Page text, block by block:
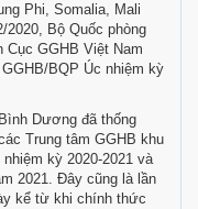
Phi, Somalia, Mali
Bộ Quốc phòng
Cục GGHB Việt Nam
BQP Úc nhiệm kỳ
Dương đã thống
Trung tâm GGHB khu
kỳ 2020-2021 và
2021. Đây cũng là lần
kể từ khi chính thức